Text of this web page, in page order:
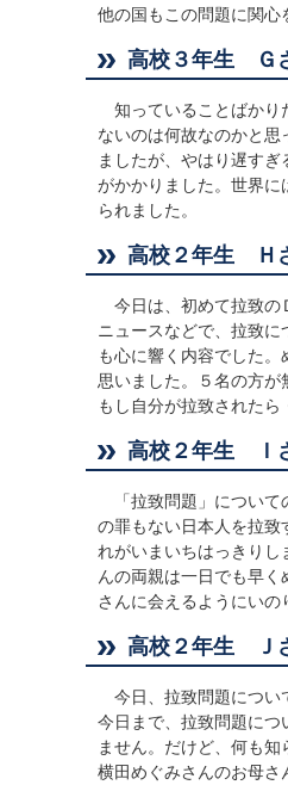
他の国もこの問題に関心
高校３年生 Ｇ
知っていることばかり
ないのは何故なのかと
ましたが、やはり遅す
がかかりました。世界
られました。
高校２年生 Ｈ
今日は、初めて拉致の
ニュースなどで、拉致
も心に響く内容でした
思いました。５名の方が
もし自分が拉致された
高校２年生 Ｉ
「拉致問題」につい
の罪もない日本人を拉致
れがいまいちはっきりし
んの両親は一日でも早
さんに会えるようにいの
高校２年生 Ｊ
今日、拉致問題につい
今日まで、拉致問題に
ません。だけど、何も知
横田めぐみさんのお母さ